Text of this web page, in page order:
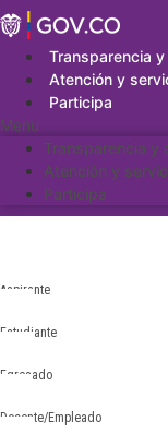
Saltar
al
contenidoTransparencia
Atención y
Participa
Menu
Transparencia y
Atención y
Participa
Aspirante
Estudiante
Egresado
Docente/Empleado